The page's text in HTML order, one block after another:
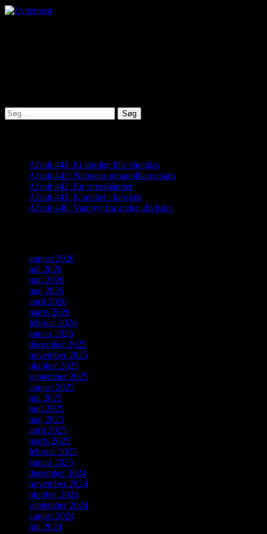
Søg
efter:
Afsnit 444: Et utroligt lille shotglas
Afsnit 443: Naboens mongolbarnebarn
Afsnit 442: En stresshånder
Afsnit 441: Krænket i kiosken
Afsnit 440: Vampyr fra anden division
august 2026
juli 2026
juni 2026
maj 2026
april 2026
marts 2026
februar 2026
januar 2026
december 2025
november 2025
oktober 2025
september 2025
august 2025
juli 2025
juni 2025
maj 2025
april 2025
marts 2025
februar 2025
januar 2025
december 2024
november 2024
oktober 2024
september 2024
august 2024
juli 2024